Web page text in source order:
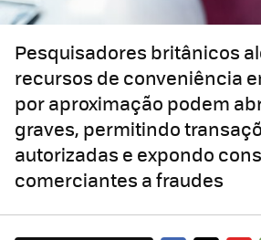
Pesquisadores britânicos
recursos de conveniência
por aproximação podem
graves, permitindo
autorizadas e expondo
comerciantes a fraudes